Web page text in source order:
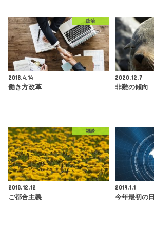
政治
2018.4.14
働き方改革
2020.12.7
非難の傾向
雑談
2018.12.12
ご都合主義
2019.1.1
今年最初の日